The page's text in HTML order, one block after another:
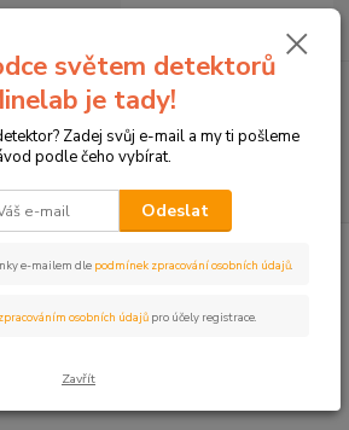
0 Kč
světem detektorů
je tady!
Zadej svůj e-mail a my ti pošleme
podle čeho vybírat.
Odeslat
e-mailem dle podmínek zpracování osobních údajů.
zpracováním osobních údajů pro účely registrace.
Zavřít